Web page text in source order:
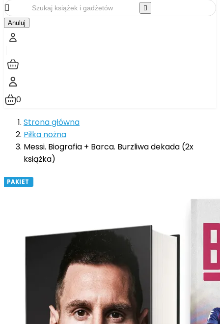


Anuluj
0
Strona główna
Piłka nożna
Messi. Biografia + Barca. Burzliwa dekada (2x
książka)
PAKIET